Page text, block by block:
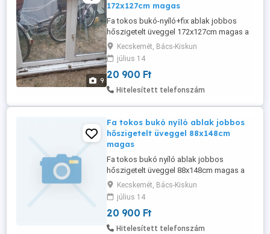
9
172x127cm magas
Fa tokos bukó-nyíló+fix ablak jobbos
hőszigetelt üveggel 172x127cm magas a
beépítő mérete a képeken látható
állapotban eladó. Régi tokba lett beépítve,
van fix és bukó-nyíló része. A régi tokból
szerintem kiszerelhető valahogy.
Műhelybe vagy alsó épületbe tökéletes
Kecskemét, Bács-Kiskun
július 14
20 900 Ft
Hitelesített telefonszám
Fa tokos bukó nyíló ablak jobbos
hőszigetelt üveggel 88x148cm
magas
Fa tokos bukó nyíló ablak jobbos
hőszigetelt üveggel 88x148cm magas a
beépítő mérete a képeken látható
állapotban eladó. Kibontáskor pár helyen
a festék lepattant!
Kecskemét, Bács-Kiskun
július 14
20 900 Ft
Hitelesített telefonszám